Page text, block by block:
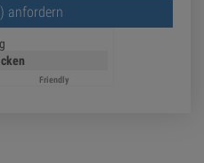
Friendly